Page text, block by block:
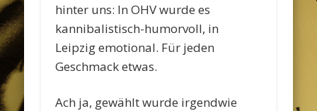
hinter uns: In OHV wurde es
kannibalistisch-humorvoll, in
Leipzig emotional. Für jeden
Geschmack etwas.
Ach ja, gewählt wurde irgendwie